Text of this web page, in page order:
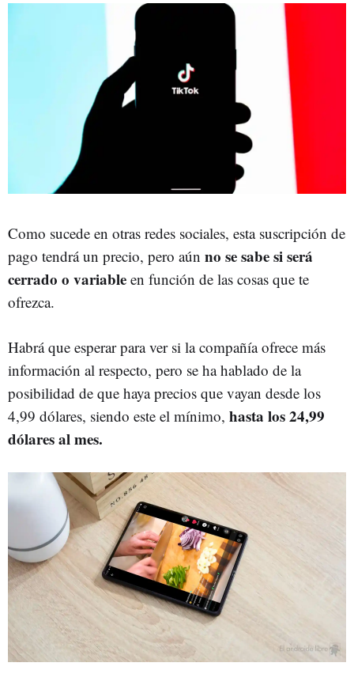
Como sucede en otras redes sociales, esta suscripción de
pago tendrá un precio, pero aún no se sabe si será
cerrado o variable en función de las cosas que te
ofrezca.
Habrá que esperar para ver si la compañía ofrece más
información al respecto, pero se ha hablado de la
posibilidad de que haya precios que vayan desde los
4,99 dólares, siendo este el mínimo, hasta los 24,99
dólares al mes.